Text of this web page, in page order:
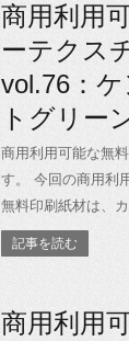
商用利用
ーテクス
vol.76：
トグリー
商用利用可能な無
す。 今回の商用利
無料印刷紙材は、
記事を読む
商用利用